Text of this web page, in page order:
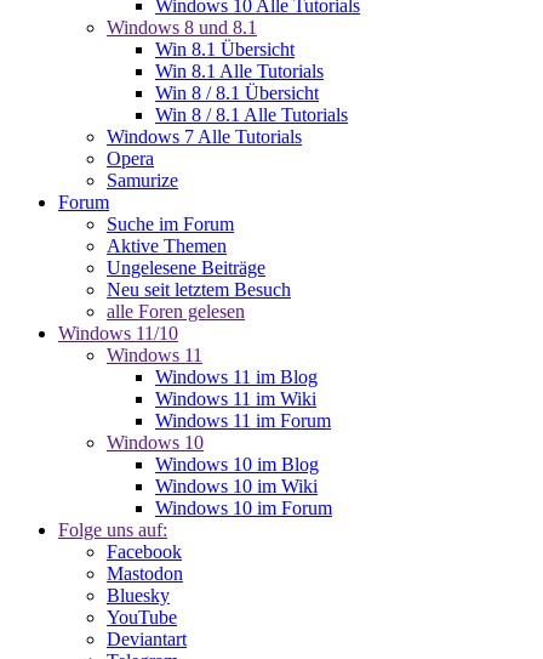
Windows 10 Alle Tutorials
Windows 8 und 8.1
Win 8.1 Übersicht
Win 8.1 Alle Tutorials
Win 8 / 8.1 Übersicht
Win 8 / 8.1 Alle Tutorials
Windows 7 Alle Tutorials
Opera
Samurize
Forum
Suche im Forum
Aktive Themen
Ungelesene Beiträge
Neu seit letztem Besuch
alle Foren gelesen
Windows 11/10
Windows 11
Windows 11 im Blog
Windows 11 im Wiki
Windows 11 im Forum
Windows 10
Windows 10 im Blog
Windows 10 im Wiki
Windows 10 im Forum
Folge uns auf:
Facebook
Mastodon
Bluesky
YouTube
Deviantart